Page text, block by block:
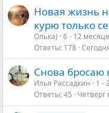
Новая жизнь
курю только
Олька) 6 - 12
Ответы 178
Снова бросаю
Илья Рассадкин
1 -
Ответы 45 Четверг